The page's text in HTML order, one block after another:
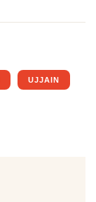
UJJAIN